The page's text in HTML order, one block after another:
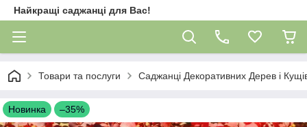
Найкращі саджанці для Вас!
Товари та послуги Саджанці Декоративних Дерев і
Новинка –35%